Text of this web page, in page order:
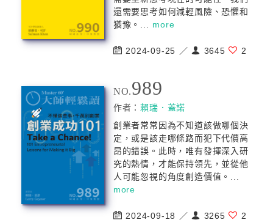
還需要思考如何減輕風險、恐懼和
猶豫。... more
2024-09-25 ／ 3645 2
NO.989
作者：賴瑞．蓋諾
創業者常常因為不知道該做哪個決
定，或是該走哪條路而犯下代價高
昂的錯誤。此時，唯有發揮深入研
究的熱情，才能保持領先，並從他
人可能忽視的角度創造價值。...
more
2024-09-18 ／ 3265 2